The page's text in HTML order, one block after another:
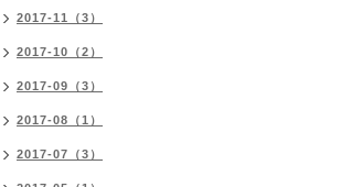
2017-11（3）
2017-10（2）
2017-09（3）
2017-08（1）
2017-07（3）